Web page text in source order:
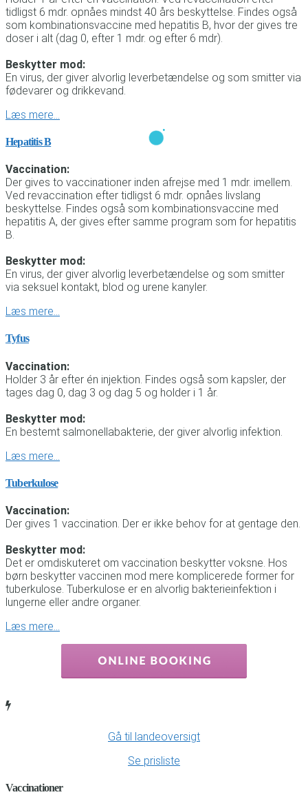
tidligst 6 mdr. opnåes mindst 40 års beskyttelse. Findes også
som kombinationsvaccine med hepatitis B, hvor der gives tre
doser i alt (dag 0, efter 1 mdr. og efter 6 mdr).
Beskytter mod:
En virus, der giver alvorlig leverbetændelse og som smitter via
fødevarer og drikkevand.
Læs mere…
Hepatitis B
Vaccination:
Der gives to vaccinationer inden afrejse med 1 mdr. imellem.
Ved revaccination efter tidligst 6 mdr. opnåes livslang
beskyttelse. Findes også som kombinationsvaccine med
hepatitis A, der gives efter samme program som for hepatitis
B.
Beskytter mod:
En virus, der giver alvorlig leverbetændelse og som smitter
via seksuel kontakt, blod og urene kanyler.
Læs mere…
Tyfus
Vaccination:
Holder 3 år efter én injektion. Findes også som kapsler, der
tages dag 0, dag 3 og dag 5 og holder i 1 år.
Beskytter mod:
En bestemt salmonellabakterie, der giver alvorlig infektion.
Læs mere…
Tuberkulose
Vaccination:
Der gives 1 vaccination. Der er ikke behov for at gentage den.
Beskytter mod:
Det er omdiskuteret om vaccination beskytter voksne. Hos
børn beskytter vaccinen mod mere komplicerede former for
tuberkulose. Tuberkulose er en alvorlig bakterieinfektion i
lungerne eller andre organer.
Læs mere…
Gå til landeoversigt
Se prisliste
Vaccinationer